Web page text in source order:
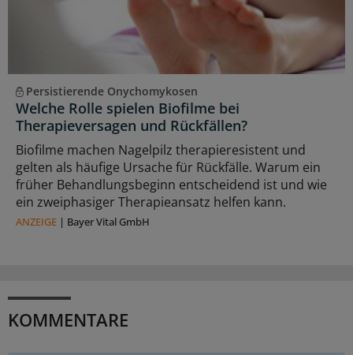
Persistierende Onychomykosen
Welche Rolle spielen Biofilme bei
Therapieversagen und Rückfällen?
Biofilme machen Nagelpilz therapieresistent und
gelten als häufige Ursache für Rückfälle. Warum ein
früher Behandlungsbeginn entscheidend ist und wie
ein zweiphasiger Therapieansatz helfen kann.
ANZEIGE | Bayer Vital GmbH
KOMMENTARE